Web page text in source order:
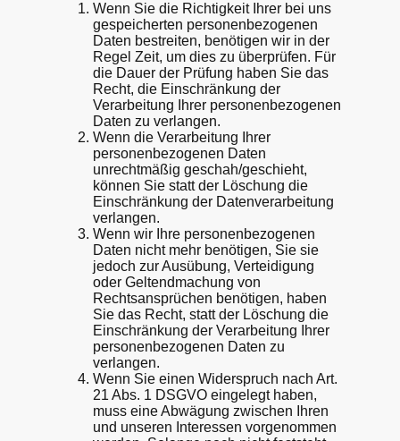
Wenn Sie die Richtigkeit Ihrer bei uns
gespeicherten personenbezogenen
Daten bestreiten, benötigen wir in der
Regel Zeit, um dies zu überprüfen. Für
die Dauer der Prüfung haben Sie das
Recht, die Einschränkung der
Verarbeitung Ihrer personenbezogenen
Daten zu verlangen.
Wenn die Verarbeitung Ihrer
personenbezogenen Daten
unrechtmäßig geschah/geschieht,
können Sie statt der Löschung die
Einschränkung der Datenverarbeitung
verlangen.
Wenn wir Ihre personenbezogenen
Daten nicht mehr benötigen, Sie sie
jedoch zur Ausübung, Verteidigung
oder Geltendmachung von
Rechtsansprüchen benötigen, haben
Sie das Recht, statt der Löschung die
Einschränkung der Verarbeitung Ihrer
personenbezogenen Daten zu
verlangen.
Wenn Sie einen Widerspruch nach Art.
21 Abs. 1 DSGVO eingelegt haben,
muss eine Abwägung zwischen Ihren
und unseren Interessen vorgenommen